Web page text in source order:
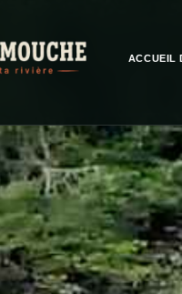
ACCUEIL